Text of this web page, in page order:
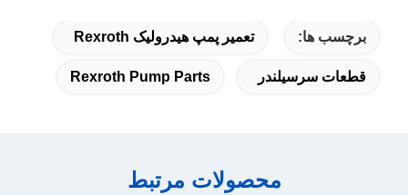
برچسب ها: تعمیر پمپ هیدرولیک Rexroth
قطعات سرسیلندر Rexroth Pump Parts
محصولات مرتبط